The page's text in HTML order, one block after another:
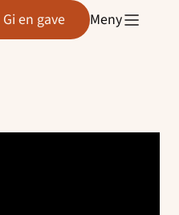
Gi en gave Meny